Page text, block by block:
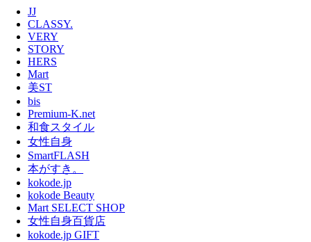
JJ
CLASSY.
VERY
STORY
HERS
Mart
美ST
bis
Premium-K.net
和食スタイル
女性自身
SmartFLASH
本がすき。
kokode.jp
kokode Beauty
Mart SELECT SHOP
女性自身百貨店
kokode.jp GIFT